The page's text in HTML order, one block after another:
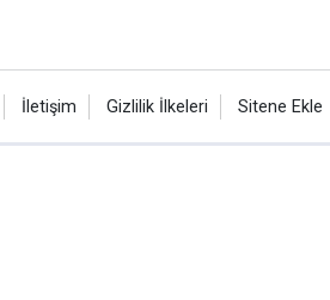
İletişim Gizlilik İlkeleri Sitene Ekle